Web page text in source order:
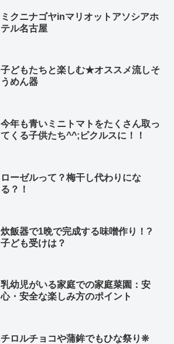
ミクニナゴヤinマリオットアソシアホ
テル名古屋
子どもたちと楽しむ★オススメ流しそ
うめん器
今年も青いミニトマトをたくさん取っ
てくる子供たち^^;ピクルスに！！
ローゼルって？梅干し代わりにな
る？！
炊飯器で1晩で完成する味噌作り！?
子ども受けは？
乳幼児がいる家庭での家庭菜園：安
心・安全な楽しみ方のポイント
チロルチョコや蒲鉾でもひな祭り❊